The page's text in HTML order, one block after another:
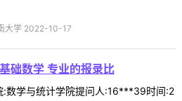
大学 2022-10-17
础数学 专业的报录比
:数学与统计学院提问人:16***39时间:2